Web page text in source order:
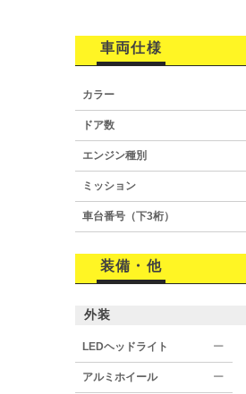
車両仕様
カラー
ドア数
エンジン種別
ミッション
車台番号（下3桁）
装備・他
外装
LEDヘッドライト ー
アルミホイール ー